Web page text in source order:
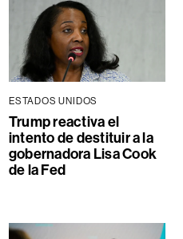
ESTADOS UNIDOS
Trump reactiva el
intento de destituir a la
gobernadora Lisa Cook
de la Fed